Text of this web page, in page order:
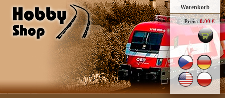
Warenkorb
Preis: 0.00 €